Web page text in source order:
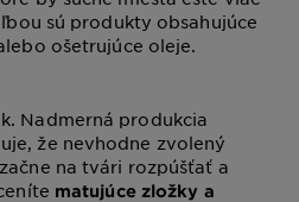
sú produkty obsahujúce
ošetrujúce oleje.
Nadmerná produkcia
že nevhodne zvolený
na tvári rozpúšťať a
matujúce zložky a